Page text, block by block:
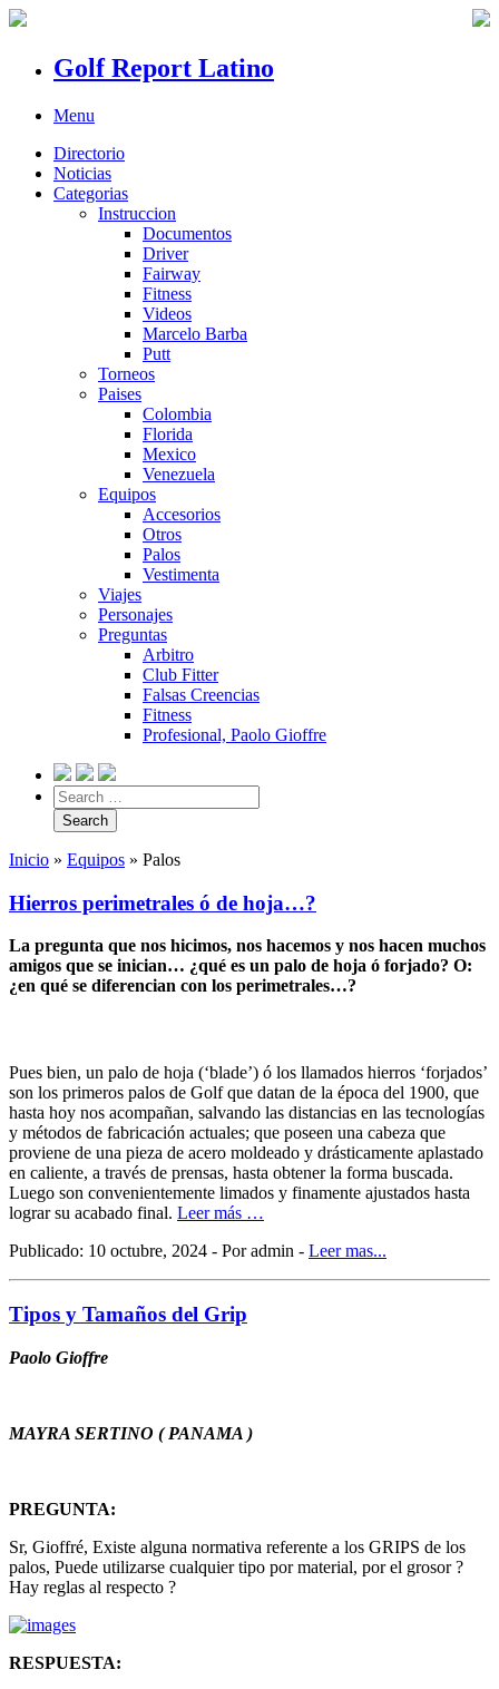
Golf Report Latino
Menu
Directorio
Noticias
Categorias
Instruccion
Documentos
Driver
Fairway
Fitness
Videos
Marcelo Barba
Putt
Torneos
Paises
Colombia
Florida
Mexico
Venezuela
Equipos
Accesorios
Otros
Palos
Vestimenta
Viajes
Personajes
Preguntas
Arbitro
Club Fitter
Falsas Creencias
Fitness
Profesional, Paolo Gioffre
Inicio » Equipos » Palos
Hierros perimetrales ó de hoja…?
La pregunta que nos hicimos, nos hacemos y nos hacen muchos
amigos que se inician… ¿qué es un palo de hoja ó forjado? O:
¿en qué se diferencian con los perimetrales…?
Pues bien, un palo de hoja (‘blade’) ó los llamados hierros ‘forjados’
son los primeros palos de Golf que datan de la época del 1900, que
hasta hoy nos acompañan, salvando las distancias en las tecnologías
y métodos de fabricación actuales; que poseen una cabeza que
proviene de una pieza de acero moldeado y drásticamente aplastado
en caliente, a través de prensas, hasta obtener la forma buscada.
Luego son convenientemente limados y finamente ajustados hasta
lograr su acabado final. Leer más …
Publicado: 10 octubre, 2024 - Por admin - Leer mas...
Tipos y Tamaños del Grip
Paolo Gioffre
MAYRA SERTINO ( PANAMA )
PREGUNTA:
Sr, Gioffré, Existe alguna normativa referente a los GRIPS de los
palos, Puede utilizarse cualquier tipo por material, por el grosor ?
Hay reglas al respecto ?
RESPUESTA: